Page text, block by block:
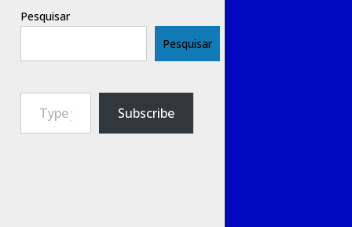
Pesquisar
Pesquisar
Type your email…
Subscribe